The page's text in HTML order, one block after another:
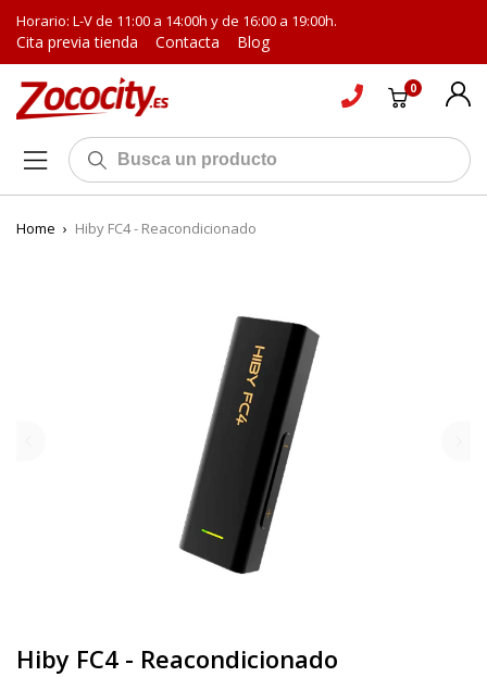
Horario: L-V de 11:00 a 14:00h y de 16:00 a 19:00h.
Cita previa tienda Contacta Blog
0
Home › Hiby FC4 - Reacondicionado
Hiby FC4 - Reacondicionado